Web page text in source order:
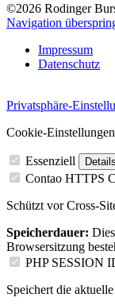
©2026 Rodinger
Navigation
Impressum
Datenschutz
Privatsphäre-
Cookie-Einstellungen
Essenziell
Contao HTTPS
Schützt vor Cross-
Speicherdauer:
Browsersitzung
PHP SESSION
Speichert die